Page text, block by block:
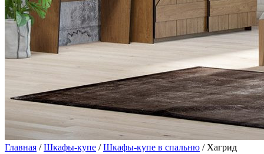
Главная /Шкафы-купе /Шкафы-купе в спальню / Хагрид